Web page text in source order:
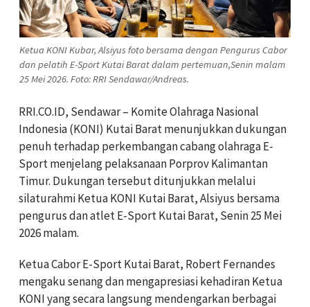
Ketua KONI Kubar, Alsiyus foto bersama dengan Pengurus Cabor
dan pelatih E-Sport Kutai Barat dalam pertemuan,Senin malam
25 Mei 2026. Foto: RRI Sendawar/Andreas.
RRI.CO.ID, Sendawar – Komite Olahraga Nasional
Indonesia (KONI) Kutai Barat menunjukkan dukungan
penuh terhadap perkembangan cabang olahraga E-
Sport menjelang pelaksanaan Porprov Kalimantan
Timur. Dukungan tersebut ditunjukkan melalui
silaturahmi Ketua KONI Kutai Barat, Alsiyus bersama
pengurus dan atlet E-Sport Kutai Barat, Senin 25 Mei
2026 malam.
Ketua Cabor E-Sport Kutai Barat, Robert Fernandes
mengaku senang dan mengapresiasi kehadiran Ketua
KONI yang secara langsung mendengarkan berbagai